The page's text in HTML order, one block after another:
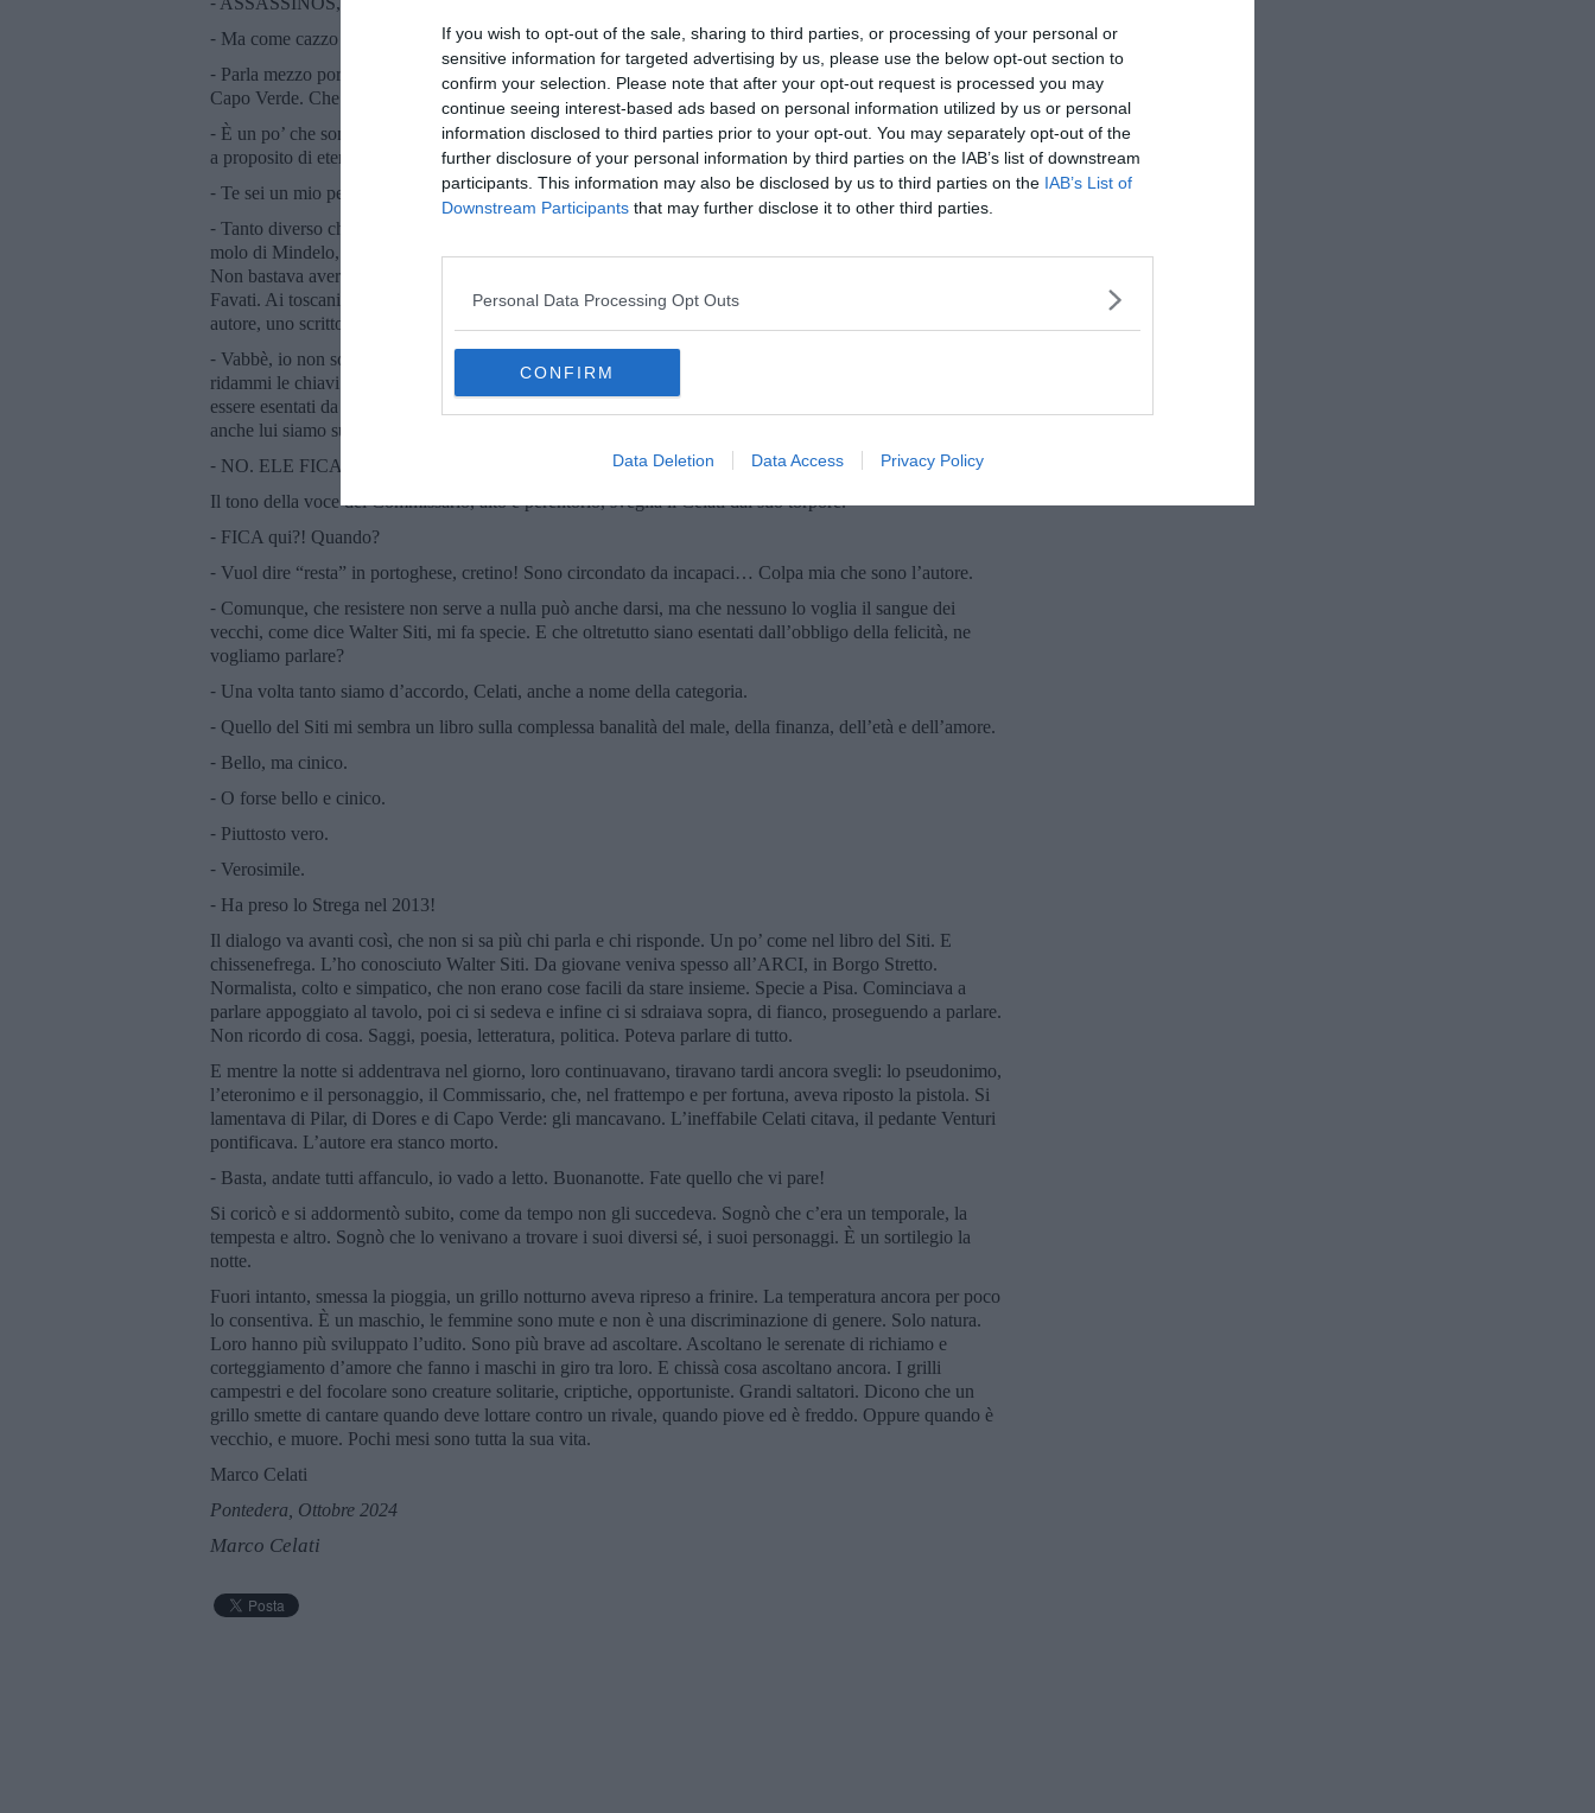
If you wish to opt-out of the sale, sharing to third parties, or processing of your personal or
sensitive information for targeted advertising by us, please use the below opt-out section to
confirm your selection. Please note that after your opt-out request is processed you may
continue seeing interest-based ads based on personal information utilized by us or personal
information disclosed to third parties prior to your opt-out. You may separately opt-out of the
further disclosure of your personal information by third parties on the IAB’s list of downstream
participants. This information may also be disclosed by us to third parties on the IAB’s List of
Downstream Participants that may further disclose it to other third parties.
Personal Data Processing Opt Outs
CONFIRM
Data Deletion Data Access Privacy Policy
⁃ Ma come cazzo parla questo?
⁃ Parla mezzo portoghese, per darsi un tono, ma non l’ha mai imparato, nonostante il ritiro in pensione a
Capo Verde. Che fai Commissario, abbassa la pistola, sono con i miei eteronimi. Com’è che sei qui?
⁃ È un po’ che sono sulle vostre tracce, stavo seguendo questo tipo sospetto aggirarsi intorno alla casa. Ma,
a proposito di eteronimi, stavo origliando, anch’io lo sono allora!
⁃ Te sei un mio personaggio, è diverso.
⁃ Tanto diverso che mi hai fatto morire Pilar, la maestra di ballo, e ucciso anche me, per la seconda volta sul
molo di Mindelo, alla deriva, in mezzo all’Atlantico. Ora che avevo trovato Dores, la letterata ermetica.
Non bastava avermi fatto nascere Commissario, dandomi un nome ridicolo, Nedo, e un cognome osceno,
Favati. Ai toscani piace il comico, la burla, le risa, il vernacolo e sentirsi parlare. Meglio cercarsi un nuovo
autore, uno scrittore per il verso!
⁃ Vabbè, io non sono uno scrittore, solo uno che scrive, facciamocene una ragione. Te Venturi, intanto
ridammi le chiavi e va’ via, tornatene in pensione. Dopo una certa età e una cert’ora i vecchi dovrebbero
essere esentati da intervenire in pubblico o fortemente sconsigliati; esci, lascia in pace il povero Celati, che
anche lui siamo sulla soglia ormai. E te, Commissario, lascia andare il Venturi!
⁃ NO. ELE FICA AQUI!!!
Il tono della voce del Commissario, alto e perentorio, sveglia il Celati dal suo torpore.
⁃ FICA qui?! Quando?
⁃ Vuol dire “resta” in portoghese, cretino! Sono circondato da incapaci… Colpa mia che sono l’autore.
⁃ Comunque, che resistere non serve a nulla può anche darsi, ma che nessuno lo voglia il sangue dei
vecchi, come dice Walter Siti, mi fa specie. E che oltretutto siano esentati dall’obbligo della felicità, ne
vogliamo parlare?
⁃ Una volta tanto siamo d’accordo, Celati, anche a nome della categoria.
⁃ Quello del Siti mi sembra un libro sulla complessa banalità del male, della finanza, dell’età e dell’amore.
⁃ Bello, ma cinico.
⁃ O forse bello e cinico.
⁃ Piuttosto vero.
⁃ Verosimile.
⁃ Ha preso lo Strega nel 2013!
Il dialogo va avanti così, che non si sa più chi parla e chi risponde. Un po’ come nel libro del Siti. E
chissenefrega. L’ho conosciuto Walter Siti. Da giovane veniva spesso all’ARCI, in Borgo Stretto.
Normalista, colto e simpatico, che non erano cose facili da stare insieme. Specie a Pisa. Cominciava a
parlare appoggiato al tavolo, poi ci si sedeva e infine ci si sdraiava sopra, di fianco, proseguendo a parlare.
Non ricordo di cosa. Saggi, poesia, letteratura, politica. Poteva parlare di tutto.
E mentre la notte si addentrava nel giorno, loro continuavano, tiravano tardi ancora svegli: lo pseudonimo,
l’eteronimo e il personaggio, il Commissario, che, nel frattempo e per fortuna, aveva riposto la pistola. Si
lamentava di Pilar, di Dores e di Capo Verde: gli mancavano. L’ineffabile Celati citava, il pedante Venturi
pontificava. L’autore era stanco morto.
⁃ Basta, andate tutti affanculo, io vado a letto. Buonanotte. Fate quello che vi pare!
Si coricò e si addormentò subito, come da tempo non gli succedeva. Sognò che c’era un temporale, la
tempesta e altro. Sognò che lo venivano a trovare i suoi diversi sé, i suoi personaggi. È un sortilegio la
notte.
Fuori intanto, smessa la pioggia, un grillo notturno aveva ripreso a frinire. La temperatura ancora per poco
lo consentiva. È un maschio, le femmine sono mute e non è una discriminazione di genere. Solo natura.
Loro hanno più sviluppato l’udito. Sono più brave ad ascoltare. Ascoltano le serenate di richiamo e
corteggiamento d’amore che fanno i maschi in giro tra loro. E chissà cosa ascoltano ancora. I grilli
campestri e del focolare sono creature solitarie, criptiche, opportuniste. Grandi saltatori. Dicono che un
grillo smette di cantare quando deve lottare contro un rivale, quando piove ed è freddo. Oppure quando è
vecchio, e muore. Pochi mesi sono tutta la sua vita.
Marco Celati
Pontedera, Ottobre 2024
Marco Celati